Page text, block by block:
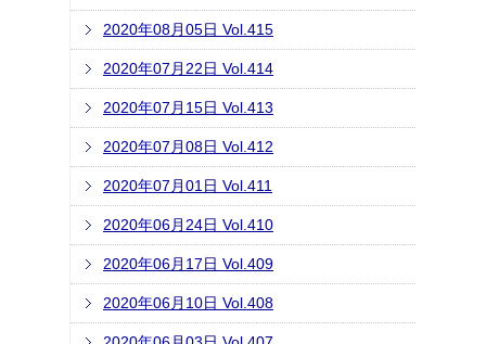
2020年08月05日 Vol.415
2020年07月22日 Vol.414
2020年07月15日 Vol.413
2020年07月08日 Vol.412
2020年07月01日 Vol.411
2020年06月24日 Vol.410
2020年06月17日 Vol.409
2020年06月10日 Vol.408